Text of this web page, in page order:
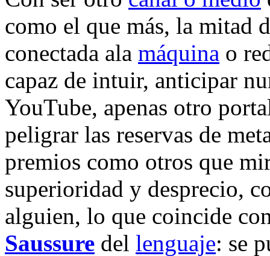
como el que más, la mitad
conectada ala máquina o
capaz de intuir, anticipar
YouTube, apenas otro
peligrar las reservas de
premios como otros que
superioridad y desprecio,
alguien, lo que coincide
Saussure del lenguaje: se